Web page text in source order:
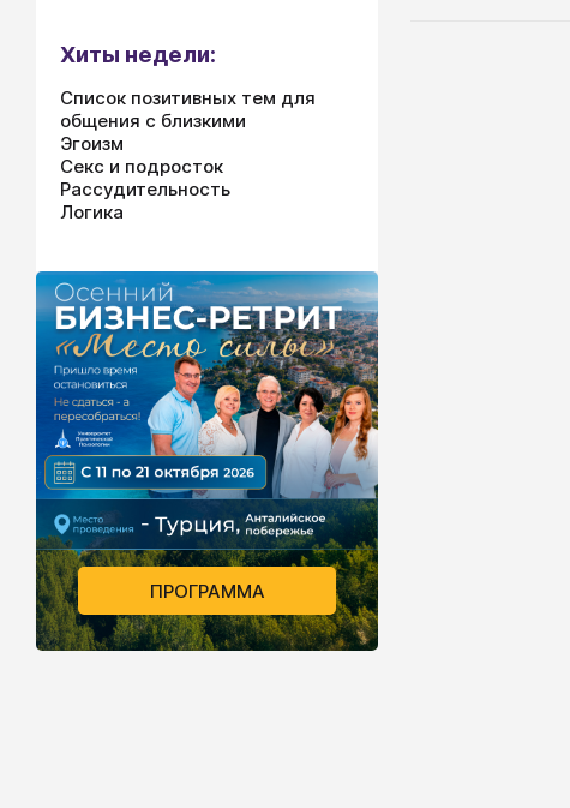
Хиты недели:
Список позитивных тем для
общения с близкими
Эгоизм
Секс и подросток
Рассудительность
Логика
ПРОГРАММА